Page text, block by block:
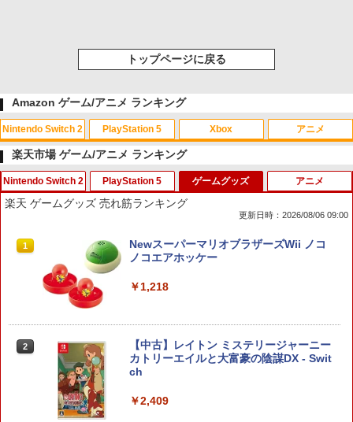
トップページに戻る
Amazon ゲーム/アニメ ランキング
Nintendo Switch 2
1
スプラトゥーン レイダース|オンライン
コード版
PlayStation 5
1
PlayStation 5 デジタル・エディション
日本語専用 Console Language: Japan
ese only (CFI-2200B01)
￥55,000
￥7,286
Xbox
1
Xbox プリペイドカード 10,000円 デジ
タルコード 【旧 Xbox ギフトカード】
￥10,000
￥3,000
アニメ
1
劇場版「鬼滅の刃」無限城編 第一章 猗
窩座再来 通常版 [Blu-ray]
￥3,523
楽天市場 ゲーム/アニメ ランキング
Nintendo Switch 2
1
Switch2 冷却ファン Nintendo switch 2
ドック 対応 スイッチ2 NS2 ドック 放熱
圧送式 デュアルターボファン 自動ON/O
ナノテープ付属 switch2 本体
￥2,999
任天堂純正品 Nintendo Switch タッチ
PlayStation 5
1 【PS5】龍が如く8
2
【新品】 龍が如く 維新! 極 PlayStation
5 (PS5) [ゲームソフト]
￥2,280
ゲームグッズ
楽天 ゲームグッズ 売れ筋ランキング
更新日時：2026/08/06 09:00
1
NewスーパーマリオブラザーズWii ノコ
ノコエアホッケー
￥1,218
2
【中古】レイトン ミステリージャーニー
カトリーエイルと大富豪の陰謀DX - Swit
ch
￥2,409
アニメ